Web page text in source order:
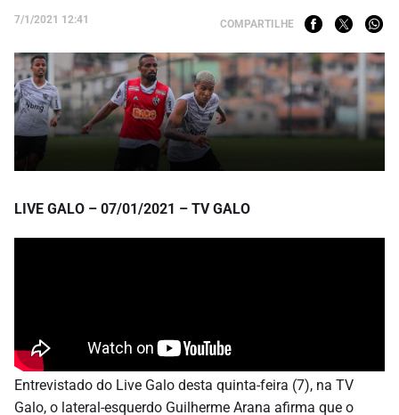
7/1/2021 12:41 COMPARTILHE
LIVE GALO – 07/01/2021 – TV GALO
Entrevistado do Live Galo desta quinta-feira (7), na TV
Galo, o lateral-esquerdo Guilherme Arana afirma que o